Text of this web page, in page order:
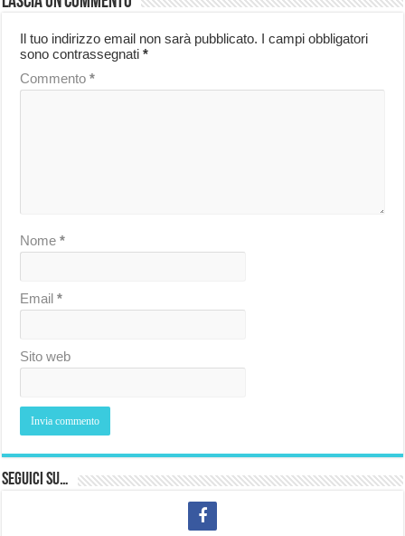
Il tuo indirizzo email non sarà pubblicato. I campi obbligatori
sono contrassegnati*
Commento*
Nome*
Email*
Sito web
Seguici su…